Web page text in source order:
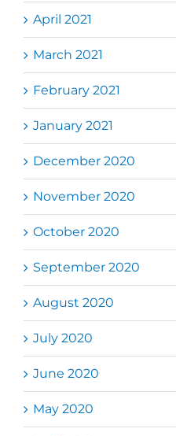
April 2021
March 2021
February 2021
January 2021
December 2020
November 2020
October 2020
September 2020
August 2020
July 2020
June 2020
May 2020